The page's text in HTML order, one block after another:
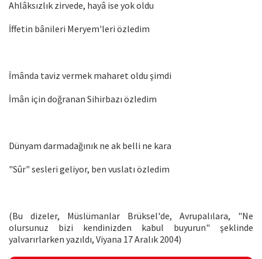
Ahlâksızlık zirvede, hayâ ise yok oldu
İffetin bânileri Meryem'leri özledim
İmânda taviz vermek maharet oldu şimdi
İmân için doğranan Sihirbazı özledim
Dünyam darmadağınık ne ak belli ne kara
"Sûr" sesleri geliyor, ben vuslatı özledim
(Bu dizeler, Müslümanlar Brüksel'de, Avrupalılara, "Ne
olursunuz bizi kendinizden kabul buyurun" şeklinde
yalvarırlarken yazıldı, Viyana 17 Aralık 2004)